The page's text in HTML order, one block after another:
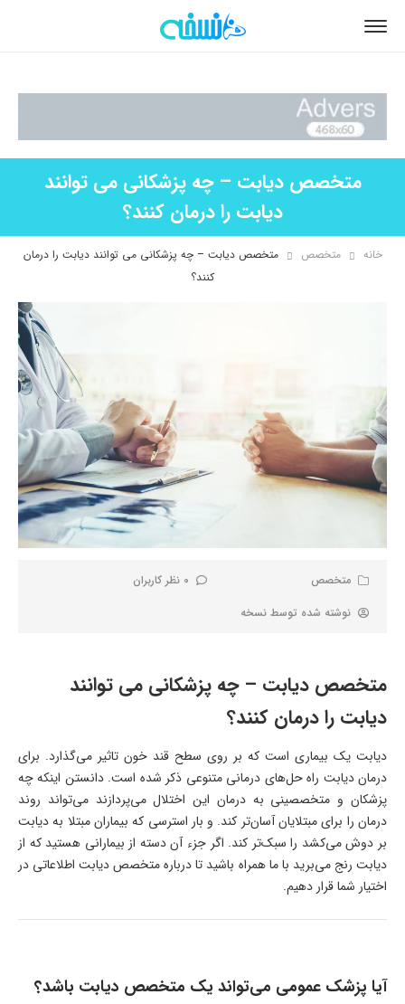
متخصص دیابت – چه پزشکانی می توانند
دیابت را درمان کنند؟
خانه متخصص
متخصص دیابت – چه پزشکانی می توانند دیابت را درمان
کنند؟
متخصص
0 نظر کاربران
نوشته شده توسط نسخه
متخصص دیابت – چه پزشکانی می توانند
دیابت را درمان کنند؟
دیابت یک بیماری است که بر روی سطح قند خون تاثیر می‌گذارد. برای
درمان دیابت راه حل‌های درمانی متنوعی ذکر شده است. دانستن اینکه چه
پزشکان و متخصصینی به درمان این اختلال می‌پردازند می‌تواند روند
درمان را برای مبتلایان آسان‌تر کند. و بار استرسی که بیماران مبتلا به دیابت
بر دوش می‌کشد را سبک‌تر کند. اگر جزء آن دسته از بیمارانی هستید که از
دیابت رنج می‌برید با ما همراه باشید تا درباره متخصص دیابت اطلاعاتی در
اختیار شما قرار دهیم.
آیا پزشک عمومی می‌تواند یک متخصص دیابت باشد؟